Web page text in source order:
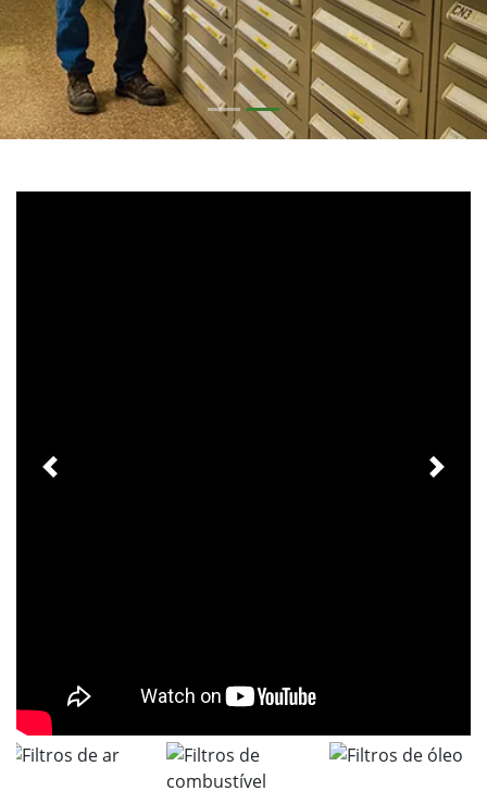
Previous Next